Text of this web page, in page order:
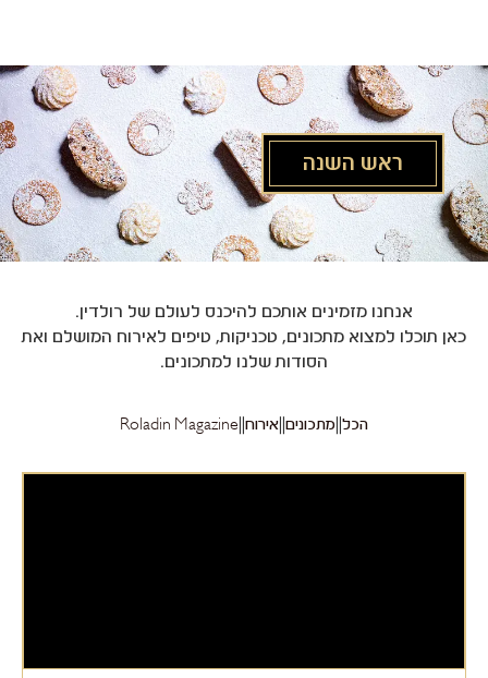
ראש השנה
אנחנו מזמינים אותכם להיכנס לעולם של רולדין.
כאן תוכלו למצוא מתכונים, טכניקות, טיפים לאירוח המושלם ואת
הסודות שלנו למתכונים.
הכל מתכונים אירוח Roladin Magazine